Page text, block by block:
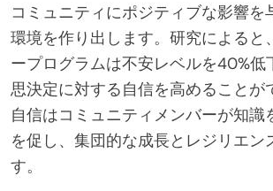
コミュニティにポジティブな影響を
環境を作り出します。研究によると
ープログラムは不安レベルを40%低
思決定に対する自信を高めることが
自信はコミュニティメンバーが知識
を促し、集団的な成長とレジリエン
す。